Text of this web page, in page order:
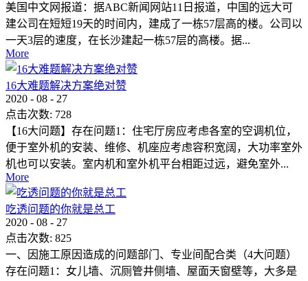
美国中文网报道：据ABC新闻网站11日报道，中国的远大可
建公司在短短19天的时间内，建成了一栋57层高的楼。公司以
一天3层的速度，在长沙建起一栋57层的高楼。据...
More
16大难题解决方案绝对赞
2020 - 08 - 27
点击次数: 728
【16大问题】存在问题1：住宅厅房应考虑各室的空调机位，
便于室外机的安装、维修、机座应考虑容积宽阔，大功率室外
机也可以安装。室内机和室外机平台相距过远，避免室外...
More
吃透问题的你就是总工
2020 - 08 - 27
点击次数: 825
一、因施工原因造成的问题部门、专业间配合类（4大问题）
存在问题1：女儿墙、沉厕管井侧墙、屋面天窗壁等，大多是